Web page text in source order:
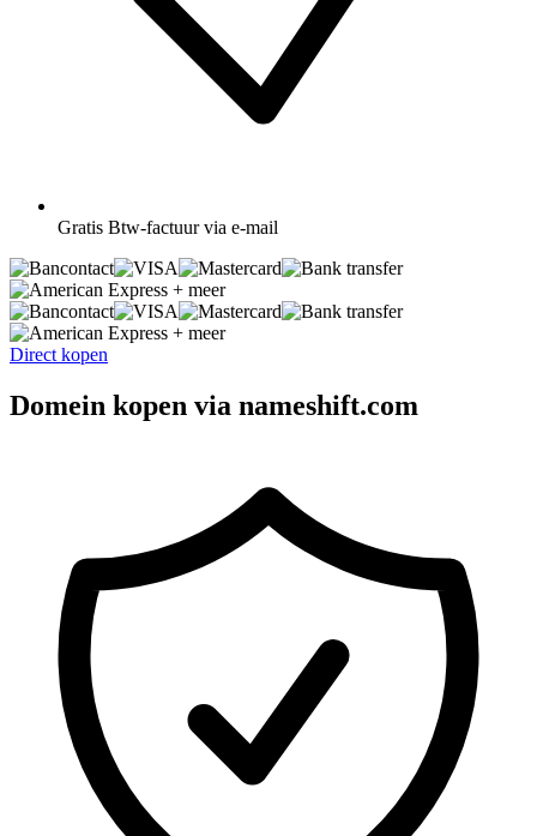
Gratis Btw-factuur via e-mail
+ meer
+ meer
Direct kopen
Domein kopen via nameshift.com